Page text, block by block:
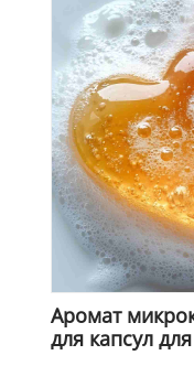
Аромат
для капсул